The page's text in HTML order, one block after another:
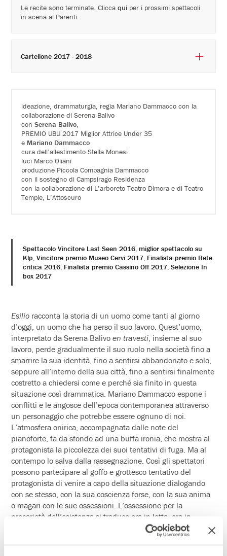
ideazione, drammaturgia, regia Mariano Dammacco con la
collaborazione di Serena Balivo
conSerena Balivo
PREMIO UBU 2017 Miglior Attrice Under 35
e Mariano Dammacco
cura dell’allestimento Stella Monesi
luci Marco Oliani
produzione Piccola Compagnia Dammacco
con il sostegno di Campsirago Residenza
con la collaborazione di L’arboreto Teatro Dimora e di Teatro
Temple, L’Attoscuro
Spettacolo Vincitore Last Seen 2016, miglior spettacolo su
Klp, Vincitore premio Museo Cervi 2017, Finalista premio Rete
critica 2016, Finalista premio Cassino Off 2017, Selezione In
box 2017
Esilio racconta la storia di un uomo come tanti al giorno
d’oggi, un uomo che ha perso il suo lavoro. Quest’uomo,
interpretato da Serena Balivoen travesti , insieme al suo
lavoro, perde gradualmente il suo ruolo nella società fino a
smarrire la sua identità, fino a sentirsi abbandonato e solo,
seppure all’interno della sua città, fino a sentirsi finalmente
costretto a chiedersi come e perché sia finito in questa
situazione così drammatica. Mariano Dammacco espone i
conflitti e le angosce dell’epoca contemporanea attraverso
un personaggio che potrebbe essere ognuno di noi.
L’atmosfera onirica, accompagnata dalle note del
pianoforte, fa da sfondo ad una buffa ironia, che mostra al
protagonista la piccolezza dei suoi tentativi di fuga. Ma al
contempo lo salva dalla rassegnazione. Così gli spettatori
possono partecipare al goffo e grottesco tentativo del
protagonista di venire a capo della situazione dialogando
con se stesso, con la sua coscienza forse, con la sua anima
o magari con le sue ossessioni. L’ossessione per la
precarietà dell’esistenza si traduce ora in lotta, ora in
alienazione, muovendosi nella dimensione del tragicomico.
I linguaggi scelti da Dammacco sono quelli del surrealismo
Le recite sono terminate. Cliccaqui per i prossimi spettacoli
in scena al Parenti.
Cartellone 2017 - 2018